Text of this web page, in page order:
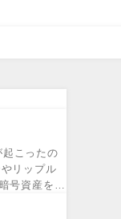
こったの
リップル
号資産を取